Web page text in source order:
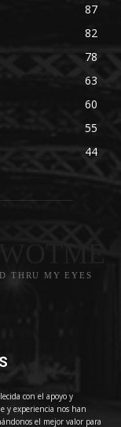
87
82
78
63
60
55
44
THRU MY EYES
con el apoyo y
y experiencia nos han
el mejor valor para